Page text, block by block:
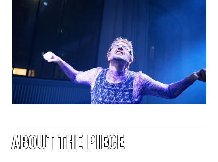
ABOUT THE PIECE